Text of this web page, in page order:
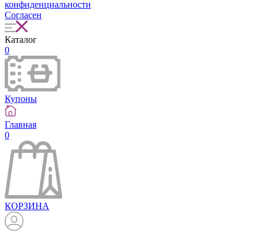
конфиденциальности
Согласен
Каталог
0
Купоны
Главная
0
КОРЗИНА